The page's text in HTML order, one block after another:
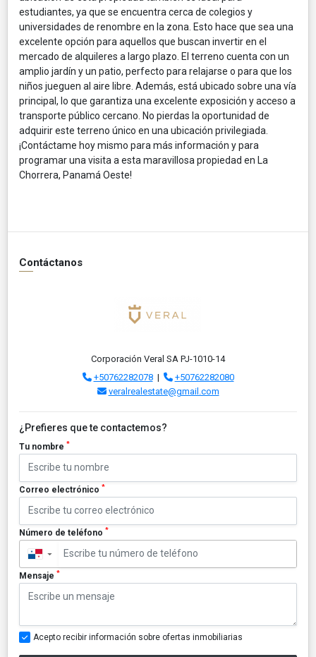
estudiantes, ya que se encuentra cerca de colegios y
universidades de renombre en la zona. Esto hace que sea una
excelente opción para aquellos que buscan invertir en el
mercado de alquileres a largo plazo. El terreno cuenta con un
amplio jardín y un patio, perfecto para relajarse o para que los
niños jueguen al aire libre. Además, está ubicado sobre una vía
principal, lo que garantiza una excelente exposición y acceso a
transporte público cercano. No pierdas la oportunidad de
adquirir este terreno único en una ubicación privilegiada.
¡Contáctame hoy mismo para más información y para
programar una visita a esta maravillosa propiedad en La
Chorrera, Panamá Oeste!
Contáctanos
Corporación Veral SA PJ-1010-14
+50762282078|
+50762282080
veralrealestate@gmail.com
¿Prefieres que te contactemos?
Tu nombre *
Correo electrónico *
Número de teléfono *
▼
Mensaje *
Acepto recibir información sobre ofertas inmobiliarias